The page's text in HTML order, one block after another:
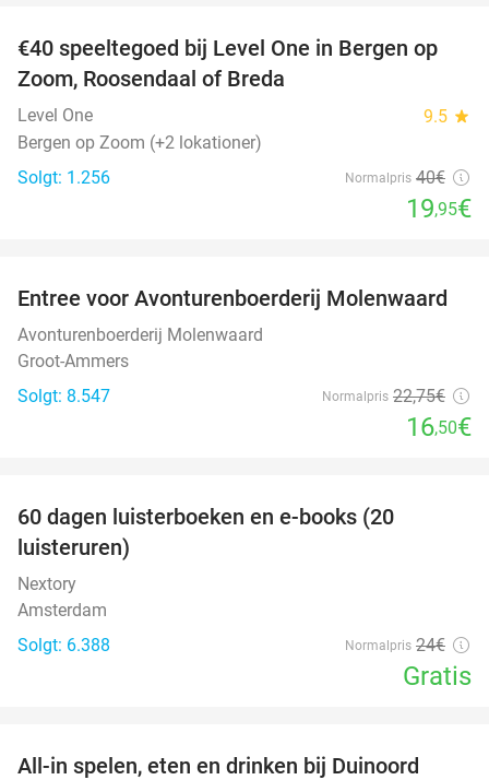
50%
€40 speeltegoed bij Level One in Bergen op
Zoom, Roosendaal of Breda
Level One 9.5 star
Bergen op Zoom (+2 lokationer)
Solgt: 1.256
Normalpris 40€
19,95€
27%
Entree voor Avonturenboerderij Molenwaard
Avonturenboerderij Molenwaard
Groot-Ammers
Solgt: 8.547
Normalpris 22,75€
16,50€
60 dagen luisterboeken en e-books (20
luisteruren)
Nextory
Amsterdam
Solgt: 6.388
Normalpris 24€
Gratis
All-in spelen, eten en drinken bij Duinoord